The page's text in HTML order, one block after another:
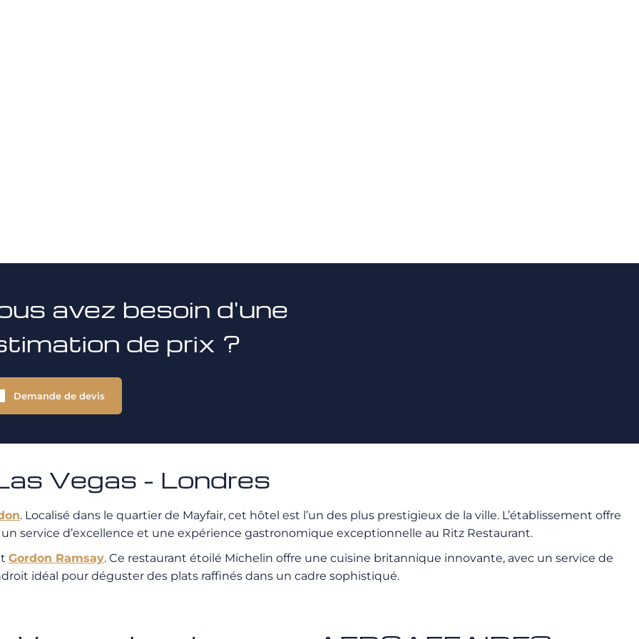
avez besoin d'une
de prix ?
Demande de devis
Vegas - Londres
. Localisé dans le quartier de Mayfair, cet hôtel est l’un des plus prestigieux de la ville. L’établissement offre
service d’excellence et une expérience gastronomique exceptionnelle au Ritz Restaurant.
Gordon Ramsay. Ce restaurant étoilé Michelin offre une cuisine britannique innovante, avec un service de
idéal pour déguster des plats raffinés dans un cadre sophistiqué.